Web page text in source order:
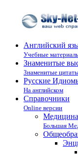
Английский
Учебные
Знаменитые
Знаменитые
Русские
На английском
Справочники
Online версии
Медицина
Большая